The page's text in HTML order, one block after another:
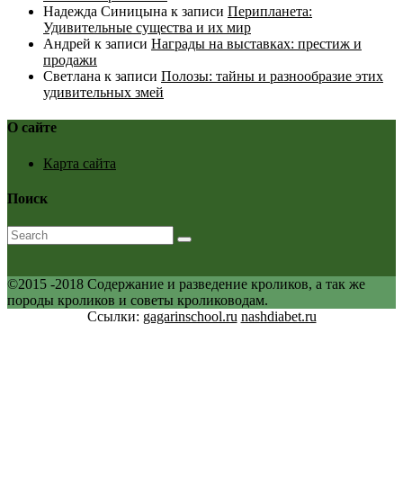
Надежда Синицына к записи Перипланета:
Удивительные существа и их мир
Андрей к записи Награды на выставках: престиж и
продажи
Светлана к записи Полозы: тайны и разнообразие этих
удивительных змей
О сайте
Карта сайта
Поиск
©2015 -2018 Содержание и разведение кроликов, а так же
породы кроликов и советы кролиководам.
Ссылки: gagarinschool.ru nashdiabet.ru